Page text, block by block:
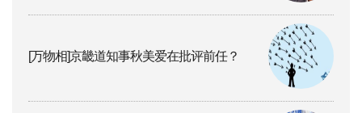
[万物相]京畿道知事秋美爱在批评前任？